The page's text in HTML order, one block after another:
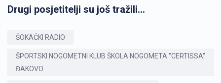
Drugi posjetitelji su još tražili...
ŠOKAČKI RADIO
ŠPORTSKI NOGOMETNI KLUB ŠKOLA NOGOMETA "CERTISSA"
ĐAKOVO